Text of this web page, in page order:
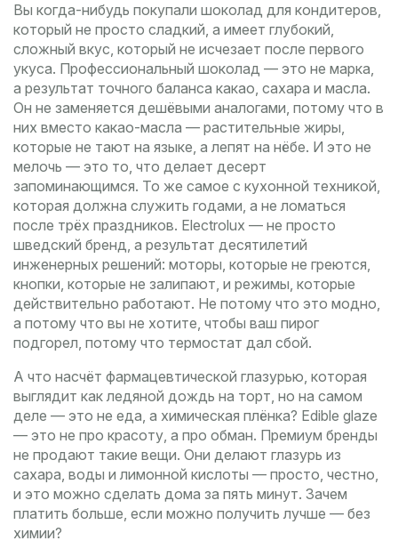
Вы когда-нибудь покупали шоколад для кондитеров,
который не просто сладкий, а имеет глубокий,
сложный вкус, который не исчезает после первого
укуса. Профессиональный шоколад — это не марка,
а результат точного баланса какао, сахара и масла.
Он не заменяется дешёвыми аналогами, потому что в
них вместо какао-масла — растительные жиры,
которые не тают на языке, а лепят на нёбе. И это не
мелочь — это то, что делает десерт
запоминающимся. То же самое с кухонной техникой,
которая должна служить годами, а не ломаться
после трёх праздников. Electrolux — не просто
шведский бренд, а результат десятилетий
инженерных решений: моторы, которые не греются,
кнопки, которые не залипают, и режимы, которые
действительно работают. Не потому что это модно,
а потому что вы не хотите, чтобы ваш пирог
подгорел, потому что термостат дал сбой.
А что насчёт фармацевтической глазурью, которая
выглядит как ледяной дождь на торт, но на самом
деле — это не еда, а химическая плёнка? Edible glaze
— это не про красоту, а про обман. Премиум бренды
не продают такие вещи. Они делают глазурь из
сахара, воды и лимонной кислоты — просто, честно,
и это можно сделать дома за пять минут. Зачем
платить больше, если можно получить лучше — без
химии?